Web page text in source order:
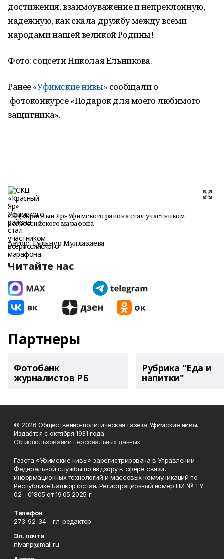
достижения, взаимоуважение и непреклонную,
надежную, как скала дружбу между всеми
народами нашей великой Родины!
Фото: соцсети Николая Ельникова.
Ранее«Уфимские нивы» сообщали о
фотоконкурсе «Подарок для моего любимого
защитника».
СКЦ «Красный Яр» Уфимского района стал участником
всероссийского марафона
Автор: Гульнур Муллакаева
Читайте нас
Партнеры
Фотобанк
журналистов РБ
Рубрика "Еда и
напитки"
© 2026 Общественно-политическая газета Уфимские нивы.
Издаётся с октября 1931 года
Об использовании персональных данных
Газета «Уфимские нивы» зарегистрирована в Управлении
Федеральной службы по надзору в сфере связи,
информационных технологий и массовых коммуникаций по
Республике Башкортостан. Регистрационный номер ПИ № ТУ
02 - 01805 от 19.05.2025 г.
Телефон
273-92-34 – гл. редактор
Эл. почта
nivanp@mail.ru